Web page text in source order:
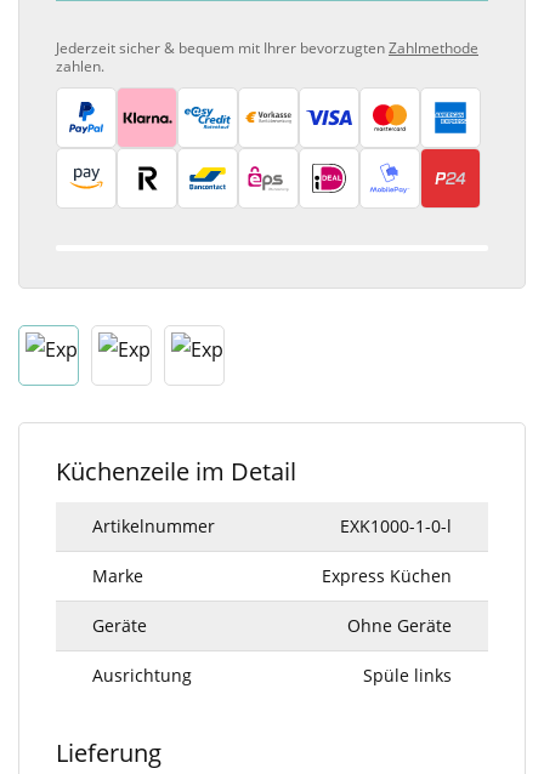
Jederzeit sicher & bequem mit Ihrer bevorzugtenZahlmethode
zahlen.
Küchenzeile im Detail
Artikelnummer EXK1000-1-0-l
Marke Express Küchen
Geräte Ohne Geräte
Ausrichtung Spüle links
Lieferung